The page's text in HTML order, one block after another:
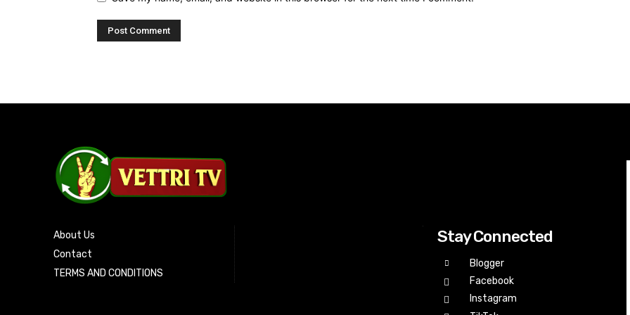
About Us
Contact
TERMS AND CONDITIONS
Stay Connected
Blogger
Facebook
Instagram